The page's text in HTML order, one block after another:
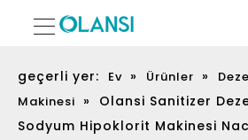
geçerli yer: Ev » Ürünler »
Makinesi »
Olansi Sanitizer
Sodyum Hipoklorit Makinesi